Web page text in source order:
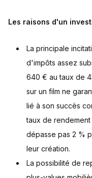
Les raisons d'un
La principale
d'impôts assez
640 € au taux de
sur un film ne
lié à son succès
taux de
dépasse pas 2 %
leur création.
La possibilité de